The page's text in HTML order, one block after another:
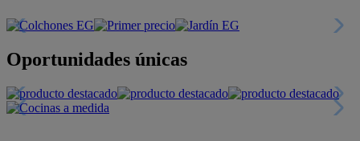
Oportunidades únicas